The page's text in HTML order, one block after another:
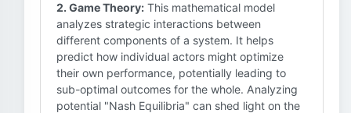
2. Game Theory: This mathematical model
analyzes strategic interactions between
different components of a system. It helps
predict how individual actors might optimize
their own performance, potentially leading to
sub-optimal outcomes for the whole. Analyzing
potential "Nash Equilibria" can shed light on the